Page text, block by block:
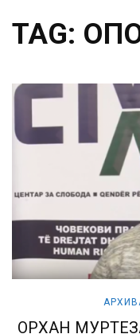
TAG:
ОРХАН